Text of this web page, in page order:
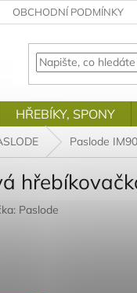
OBCHODNÍ PODMÍNKY
HŘEBÍKY, SPONY
Paslode
Paslode